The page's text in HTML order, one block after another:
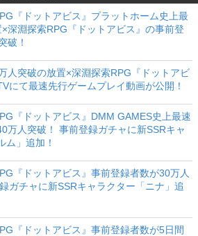
『ドットアビス』プラットホーム史上最
深淵探索RPG『ドットアビス』の事前登
破！
人突破の放置×深淵探索RPG『ドットアビ
にて最速先行ゲームプレイ動画が公開！
『ドットアビス』DMM GAMES史上最速
万人突破！ 事前登録ガチャに新SSRキャ
ム」追加！
『ドットアビス』事前登録者数が30万人
ガチャに新SSRキャラクター「ニナ」追
『ドットアビス』事前登録者数が5日間